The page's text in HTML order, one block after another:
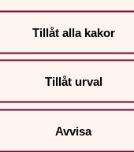
Tillåt alla kakor
Tillåt urval
Avvisa